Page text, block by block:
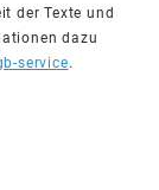
der Texte und
dazu
service.